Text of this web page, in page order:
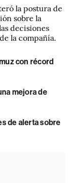
la postura de
sobre la
decisiones
la compañía.
con récord
mejora de
de alerta sobre